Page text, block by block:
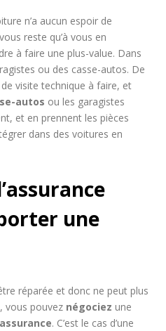
n’a aucun espoir de
reste qu’à vous en
à faire une plus-value. Dans
ou des casse-autos. De
visite technique à faire, et
autos ou les garagistes
et en prennent les pièces
dans des voitures en
une
réparée et donc ne peut plus
vous pouvez négociez une
. C’est le cas d’une